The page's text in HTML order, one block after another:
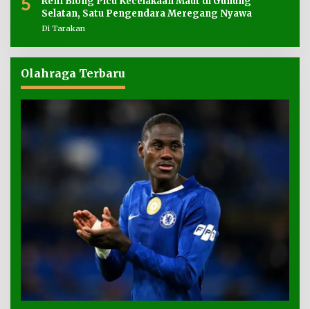
5
Selatan, Satu Pengendara Meregang Nyawa
Di Tarakan
Olahraga Terbaru